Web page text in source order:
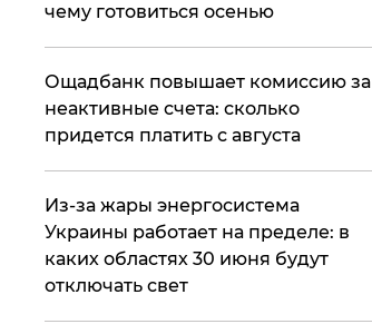
чему готовиться осенью
​Ощадбанк повышает комиссию за
неактивные счета: сколько
придется платить с августа
Из-за жары энергосистема
Украины работает на пределе: в
каких областях 30 июня будут
отключать свет